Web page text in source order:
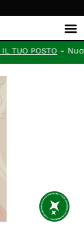
POSTO- Nuovi